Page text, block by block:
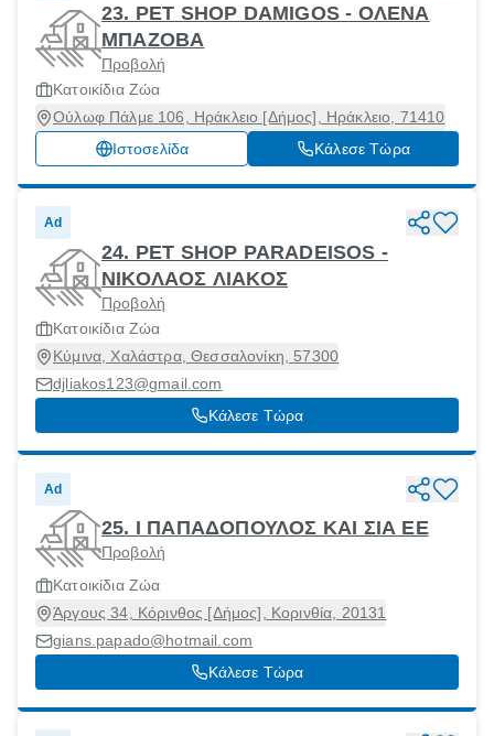
23. PET SHOP DAMIGOS - ΟΛΕΝΑ
ΜΠΑΖΟΒΑ
Προβολή
Κατοικίδια Ζώα
Ούλωφ Πάλμε 106, Ηράκλειο [Δήμος], Ηράκλειο, 71410
Ιστοσελίδα
Κάλεσε Τώρα
Ad
24. PET SHOP PARADEISOS -
ΝΙΚΟΛΑΟΣ ΛΙΑΚΟΣ
Προβολή
Κατοικίδια Ζώα
Κύμινα, Χαλάστρα, Θεσσαλονίκη, 57300
djliakos123@gmail.com
Κάλεσε Τώρα
Ad
25. Ι ΠΑΠΑΔΟΠΟΥΛΟΣ ΚΑΙ ΣΙΑ ΕΕ
Προβολή
Κατοικίδια Ζώα
Άργους 34, Κόρινθος [Δήμος], Κορινθία, 20131
gians.papado@hotmail.com
Κάλεσε Τώρα